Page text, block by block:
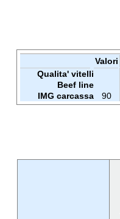
Valori
Qualita' vitelli
Beef line
IMG carcassa
90